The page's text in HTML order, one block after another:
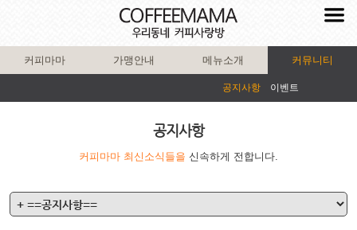
커피마마 가맹안내 메뉴소개 커뮤니티
공지사항 이벤트
공지사항
커피마마 최신소식들을 신속하게 전합니다.